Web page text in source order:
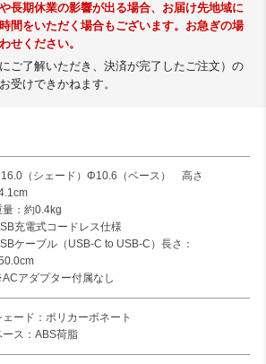
長期休業の影響が出る場合、お届け先地域に
間をいただく場合もございます。お急ぎの場
せください。
ご了解いただき、決済が完了したご注文）の
受けできかねます。
（シェード）Φ10.6（ベース） 高さ
量：約0.4kg
充電式コードレス仕様
ケーブル（USB-C to USB-C）長さ：
アダプター付属なし
ェード：ポリカーボネート
ース：ABS荷脂